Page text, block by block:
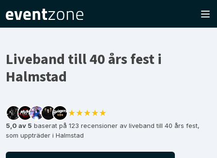
Liveband till 40 års fest i
Halmstad
★★★★★
5,0 av 5 baserat på 123 recensioner av liveband till 40 års fest,
som uppträder i Halmstad